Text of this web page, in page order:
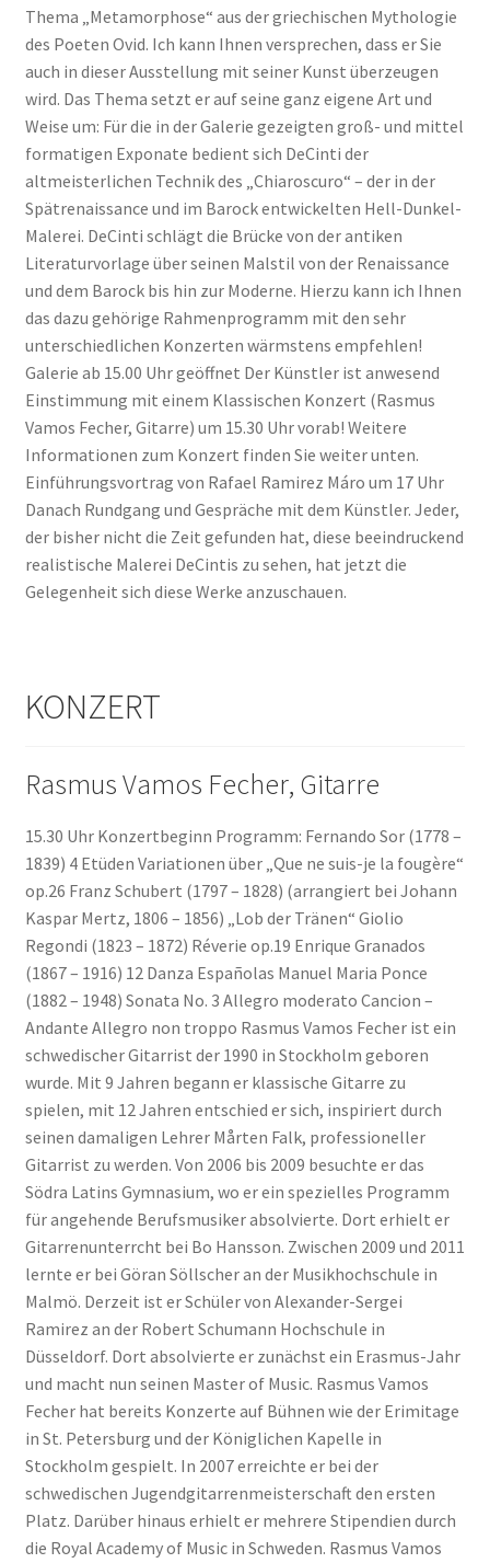
Thema „Metamorphose“ aus der griechischen Mythologie
des Poeten Ovid. Ich kann Ihnen versprechen, dass er Sie
auch in dieser Ausstellung mit seiner Kunst überzeugen
wird. Das Thema setzt er auf seine ganz eigene Art und
Weise um: Für die in der Galerie gezeigten groß- und mittel
formatigen Exponate bedient sich DeCinti der
altmeisterlichen Technik des „Chiaroscuro“ – der in der
Spätrenaissance und im Barock entwickelten Hell-Dunkel-
Malerei. DeCinti schlägt die Brücke von der antiken
Literaturvorlage über seinen Malstil von der Renaissance
und dem Barock bis hin zur Moderne. Hierzu kann ich Ihnen
das dazu gehörige Rahmenprogramm mit den sehr
unterschiedlichen Konzerten wärmstens empfehlen!
Galerie ab 15.00 Uhr geöffnet Der Künstler ist anwesend
Einstimmung mit einem Klassischen Konzert (Rasmus
Vamos Fecher, Gitarre) um 15.30 Uhr vorab! Weitere
Informationen zum Konzert finden Sie weiter unten.
Einführungsvortrag von Rafael Ramirez Máro um 17 Uhr
Danach Rundgang und Gespräche mit dem Künstler. Jeder,
der bisher nicht die Zeit gefunden hat, diese beeindruckend
realistische Malerei DeCintis zu sehen, hat jetzt die
Gelegenheit sich diese Werke anzuschauen.
KONZERT
Rasmus Vamos Fecher, Gitarre
15.30 Uhr Konzertbeginn Programm: Fernando Sor (1778 –
1839) 4 Etüden Variationen über „Que ne suis-je la fougère“
op.26 Franz Schubert (1797 – 1828) (arrangiert bei Johann
Kaspar Mertz, 1806 – 1856) „Lob der Tränen“ Giolio
Regondi (1823 – 1872) Réverie op.19 Enrique Granados
(1867 – 1916) 12 Danza Españolas Manuel Maria Ponce
(1882 – 1948) Sonata No. 3 Allegro moderato Cancion –
Andante Allegro non troppo Rasmus Vamos Fecher ist ein
schwedischer Gitarrist der 1990 in Stockholm geboren
wurde. Mit 9 Jahren begann er klassische Gitarre zu
spielen, mit 12 Jahren entschied er sich, inspiriert durch
seinen damaligen Lehrer Mårten Falk, professioneller
Gitarrist zu werden. Von 2006 bis 2009 besuchte er das
Södra Latins Gymnasium, wo er ein spezielles Programm
für angehende Berufsmusiker absolvierte. Dort erhielt er
Gitarrenunterrcht bei Bo Hansson. Zwischen 2009 und 2011
lernte er bei Göran Söllscher an der Musikhochschule in
Malmö. Derzeit ist er Schüler von Alexander-Sergei
Ramirez an der Robert Schumann Hochschule in
Düsseldorf. Dort absolvierte er zunächst ein Erasmus-Jahr
und macht nun seinen Master of Music. Rasmus Vamos
Fecher hat bereits Konzerte auf Bühnen wie der Erimitage
in St. Petersburg und der Königlichen Kapelle in
Stockholm gespielt. In 2007 erreichte er bei der
schwedischen Jugendgitarrenmeisterschaft den ersten
Platz. Darüber hinaus erhielt er mehrere Stipendien durch
die Royal Academy of Music in Schweden. Rasmus Vamos